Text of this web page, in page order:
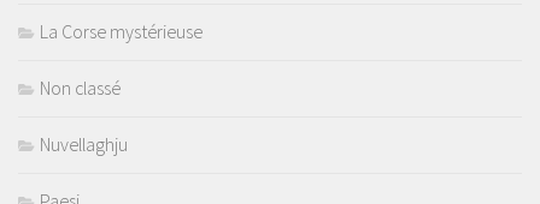
La Corse mystérieuse
Non classé
Nuvellaghju